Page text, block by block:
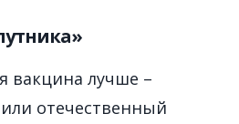
вакцина лучше –
отечественный